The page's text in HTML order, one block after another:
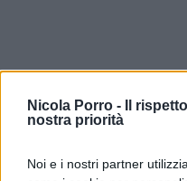
Nicola Porro -
Il
nostra priorità
Noi e i nostri partner